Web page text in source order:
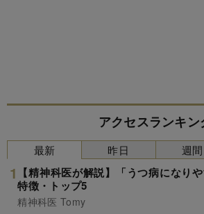
アクセスランキン
最新
【精神科医が解説】「うつ病になり
特徴・トップ5
精神科医 Tomy
昨日 週間